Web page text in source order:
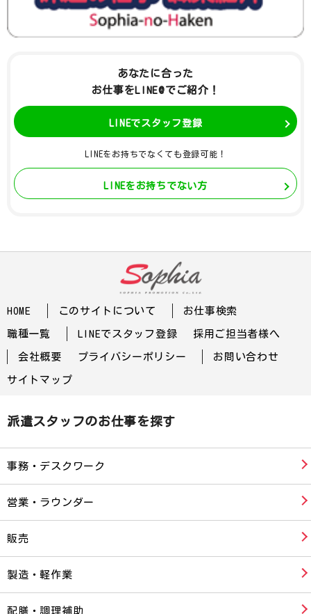
あなたに合った
お仕事をLINE@でご紹介！
LINEでスタッフ登録
LINEをお持ちでなくても登録可能！
LINEをお持ちでない方
HOME このサイトについて お仕事検索
職種一覧 LINEでスタッフ登録 採用ご担当者様へ
会社概要 プライバシーポリシー お問い合わせ
サイトマップ
派遣スタッフのお仕事を探す
事務・デスクワーク
営業・ラウンダー
販売
製造・軽作業
配膳・調理補助